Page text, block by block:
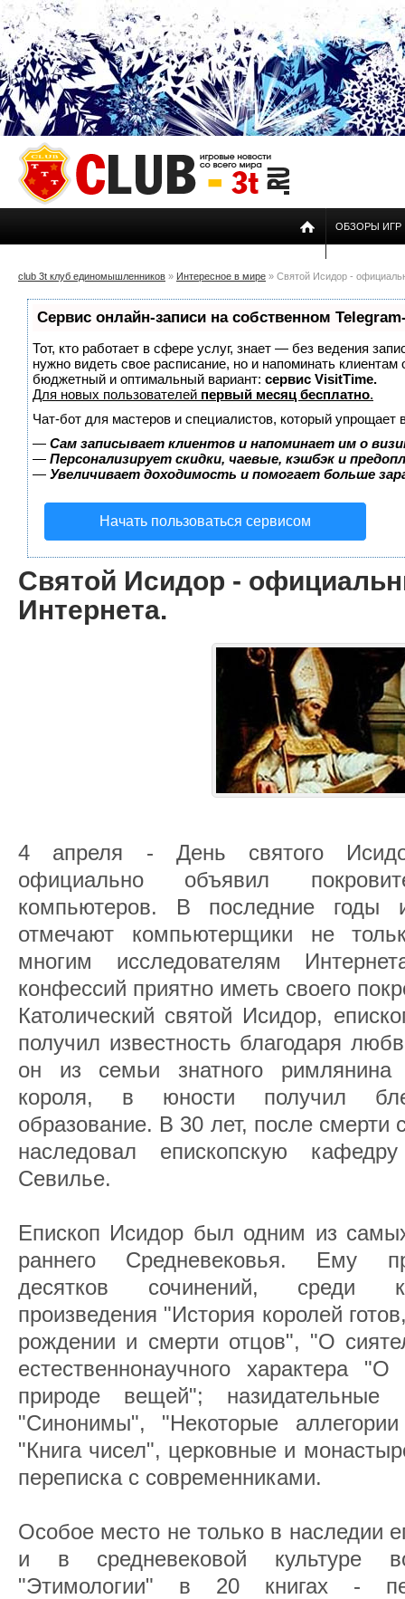
ОБЗОРЫ ИГР
club 3t клуб единомышленников » Интересное в мире » Святой Исидор -
Сервис онлайн-записи на собственном
Тот, кто работает в сфере услуг, знает — без ведения
нужно видеть свое расписание, но и напоминать
бюджетный и оптимальный вариант: сервис VisitTime.
Для новых пользователей первый месяц бесплатно.
Чат-бот для мастеров и специалистов, который упрощает
— Сам записывает клиентов и напоминает им о
— Персонализирует скидки, чаевые, кэшбэк и
— Увеличивает доходимость и помогает больше
Начать пользоваться сервисом
Святой Исидор -
Интернета.
4 апреля - День святого
официально объявил
компьютеров. В последние годы
отмечают компьютерщики не
многим исследователям
конфессий приятно иметь своего
Католический cвятой Исидор,
получил известность благодаря
он из семьи знатного римлянина
короля, в юности получил
образование. В 30 лет, после смерти
наследовал епископскую
Севилье.
Епископ Исидор был одним из
раннего Средневековья. Ему
десятков сочинений, среди
произведения "История королей
рождении и смерти отцов", "О
естественнонаучного характера
природе вещей"; назидательные
"Синонимы", "Некоторые
"Книга чисел", церковные и
переписка с современниками.
Особое место не только в наследии
и в средневековой культуре
"Этимологии" в 20 книгах -